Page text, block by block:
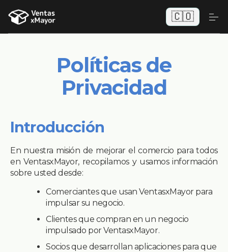
🇨🇴
Políticas de
Privacidad
Introducción
En nuestra misión de mejorar el comercio para todos
en VentasxMayor, recopilamos y usamos información
sobre usted desde:
Comerciantes que usan VentasxMayor para
impulsar su negocio.
Clientes que compran en un negocio
impulsado por VentasxMayor.
Socios que desarrollan aplicaciones para que